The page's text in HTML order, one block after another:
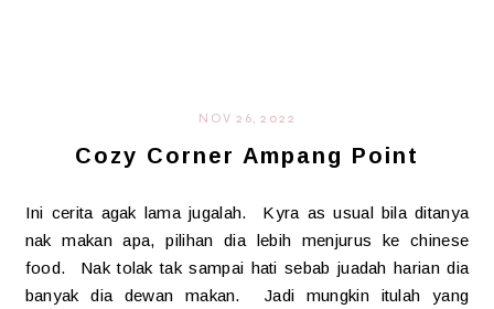
NOV 26, 2022
Cozy Corner Ampang Point
Ini cerita agak lama jugalah. Kyra as usual bila ditanya
nak makan apa, pilihan dia lebih menjurus ke chinese
food. Nak tolak tak sampai hati sebab juadah harian dia
banyak dia dewan makan. Jadi mungkin itulah yang